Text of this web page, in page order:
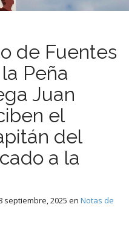
de Fuentes
Peña
Juan
el
del
a la
septiembre, 2025 en Notas de